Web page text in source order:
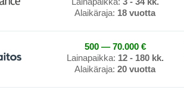
Alaikäraja: 18 vuotta
500 — 70.000 €
Lainapaikka: 12 - 180 kk.
Alaikäraja: 20 vuotta